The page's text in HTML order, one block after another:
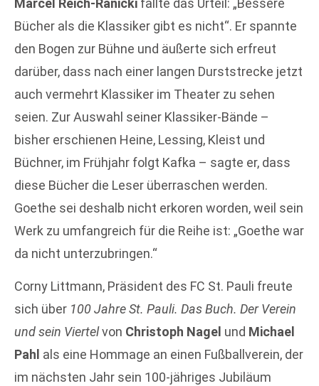
Marcel Reich-Ranicki fällte das Urteil: „Bessere
Bücher als die Klassiker gibt es nicht“. Er spannte
den Bogen zur Bühne und äußerte sich erfreut
darüber, dass nach einer langen Durststrecke jetzt
auch vermehrt Klassiker im Theater zu sehen
seien. Zur Auswahl seiner Klassiker-Bände –
bisher erschienen Heine, Lessing, Kleist und
Büchner, im Frühjahr folgt Kafka – sagte er, dass
diese Bücher die Leser überraschen werden.
Goethe sei deshalb nicht erkoren worden, weil sein
Werk zu umfangreich für die Reihe ist: „Goethe war
da nicht unterzubringen.“
Corny Littmann, Präsident des FC St. Pauli freute
sich über 100 Jahre St. Pauli. Das Buch. Der Verein
und sein Viertelvon Christoph Nagel und Michael
Pahl als eine Hommage an einen Fußballverein, der
im nächsten Jahr sein 100-jähriges Jubiläum